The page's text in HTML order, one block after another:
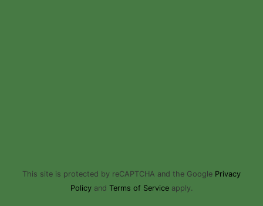
This site is protected by reCAPTCHA and the Google Privacy
Policyand Terms of Serviceapply.